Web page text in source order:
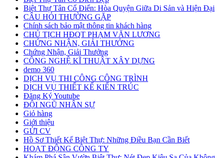
Biệt Thự Tân Cổ Điển: Hòa Quyện Giữa Di Sản và Hiện Đại
CÂU HỎI THƯỜNG GẶP
Chính sách bảo mật thông tin khách hàng
CHỦ TỊCH HĐQT PHẠM VĂN LƯƠNG
CHỨNG NHẬN, GIẢI THƯỞNG
Chứng Nhận, Giải Thưởng
CÔNG NGHỆ KĨ THUẬT XÂY DỰNG
demo 360
DỊCH VỤ THI CÔNG CÔNG TRÌNH
DỊCH VỤ THIẾT KẾ KIẾN TRÚC
Đăng Ký Youtube
ĐỘI NGŨ NHÂN SỰ
Giỏ hàng
Giới thiệu
GỬI CV
Hồ Sơ Thiết Kế Biệt Thự: Những Điều Bạn Cần Biết
HOẠT ĐỘNG CÔNG TY